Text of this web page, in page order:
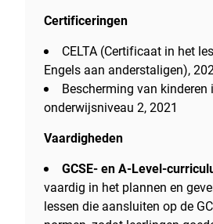
Certificeringen
CELTA (Certificaat in het
Engels aan anderstaligen),
Bescherming van kinderen
onderwijsniveau 2, 2021
Vaardigheden
GCSE- en A-Level-
vaardig in het plannen en
lessen die aansluiten op de